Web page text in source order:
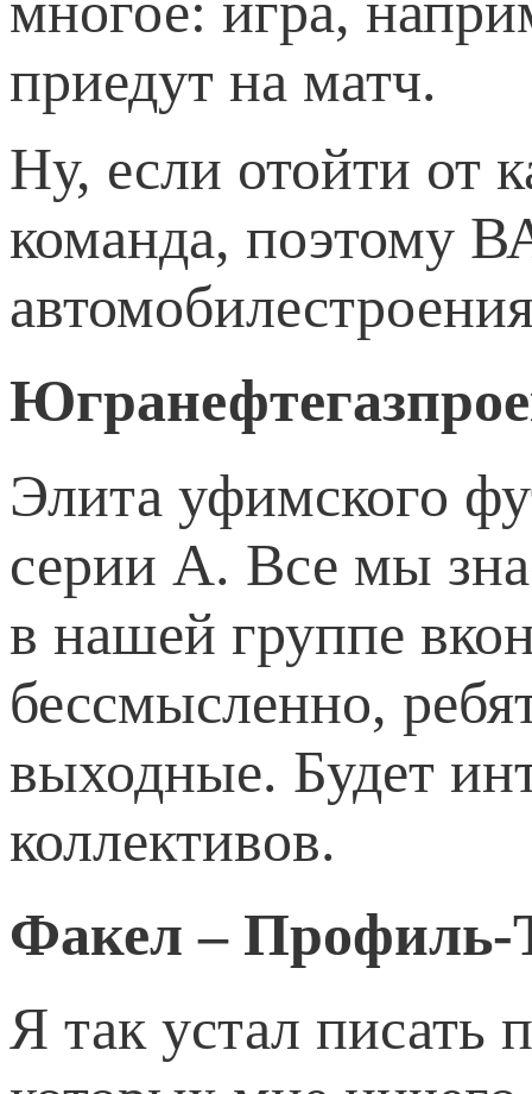
приедут на матч.
Ну, если отойти от
команда, поэтому
Элита уфимского
серии А. Все мы
в нашей группе
бессмысленно,
выходные. Будет
коллективов.
Факел – Профиль-
Я так устал писать